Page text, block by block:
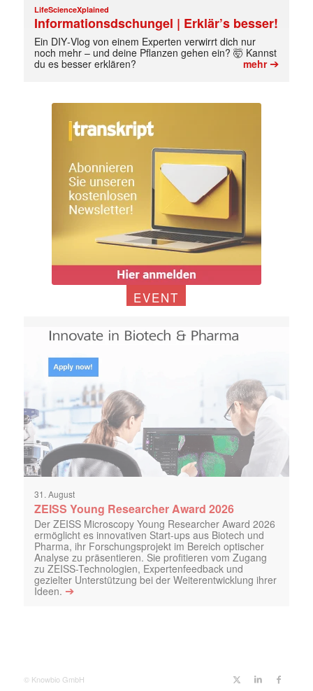
LifeScienceXplained
Informationsdschungel | Erklär’s besser!
Ein DIY‑Vlog von einem Experten verwirrt dich nur
noch mehr – und deine Pflanzen gehen ein? 🤯 Kannst
du es besser erklären?
mehr➔
EVENT
31. August
ZEISS Young Researcher Award 2026
Der ZEISS Microscopy Young Researcher Award 2026
ermöglicht es innovativen Start-ups aus Biotech und
Pharma, ihr Forschungsprojekt im Bereich optischer
Analyse zu präsentieren. Sie profitieren vom Zugang
zu ZEISS-Technologien, Expertenfeedback und
gezielter Unterstützung bei der Weiterentwicklung ihrer
Ideen. ➔
© Knowbio GmbH